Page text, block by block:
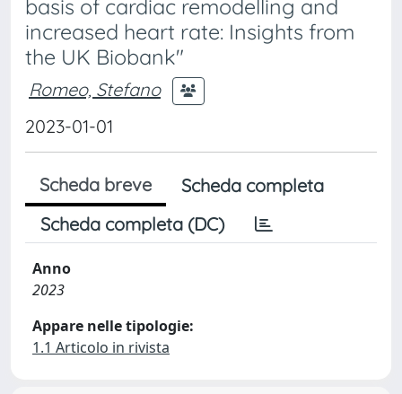
basis of cardiac remodelling and
increased heart rate: Insights from
the UK Biobank"
Romeo, Stefano
2023-01-01
Scheda breve
Scheda completa
Scheda completa (DC)
Anno
2023
Appare nelle tipologie:
1.1 Articolo in rivista